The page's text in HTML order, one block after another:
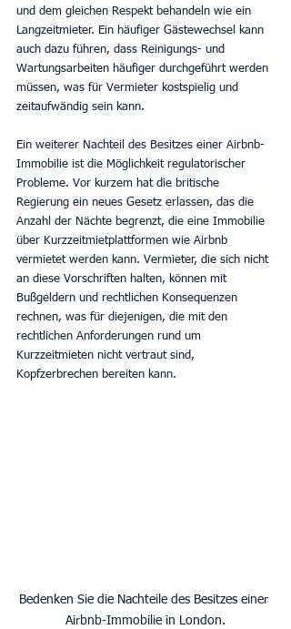
und dem gleichen Respekt behandeln wie ein
Langzeitmieter. Ein häufiger Gästewechsel kann
auch dazu führen, dass Reinigungs- und
Wartungsarbeiten häufiger durchgeführt werden
müssen, was für Vermieter kostspielig und
zeitaufwändig sein kann.
Ein weiterer Nachteil des Besitzes einer Airbnb-
Immobilie ist die Möglichkeit regulatorischer
Probleme. Vor kurzem hat die britische
Regierung ein neues Gesetz erlassen, das die
Anzahl der Nächte begrenzt, die eine Immobilie
über Kurzzeitmietplattformen wie Airbnb
vermietet werden kann. Vermieter, die sich nicht
an diese Vorschriften halten, können mit
Bußgeldern und rechtlichen Konsequenzen
rechnen, was für diejenigen, die mit den
rechtlichen Anforderungen rund um
Kurzzeitmieten nicht vertraut sind,
Kopfzerbrechen bereiten kann.
Bedenken Sie die Nachteile des Besitzes einer
Airbnb-Immobilie in London.